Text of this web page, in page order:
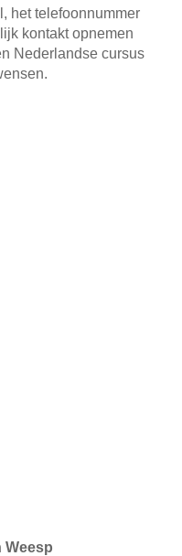
het telefoonnummer
kontakt opnemen
Nederlandse cursus
Weesp